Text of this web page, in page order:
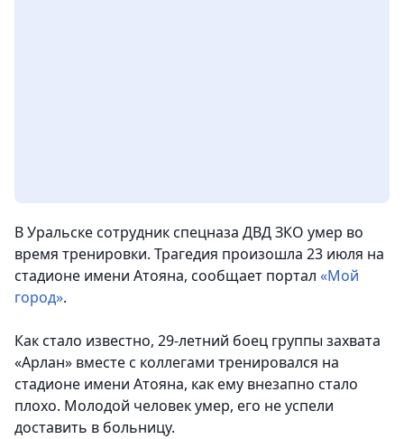
В Уральске сотрудник спецназа ДВД ЗКО умер во
время тренировки. Трагедия произошла 23 июля на
стадионе имени Атояна, сообщает портал «Мой
город».
Как стало известно, 29-летний боец группы захвата
«Арлан» вместе с коллегами тренировался на
стадионе имени Атояна, как ему внезапно стало
плохо. Молодой человек умер, его не успели
доставить в больницу.